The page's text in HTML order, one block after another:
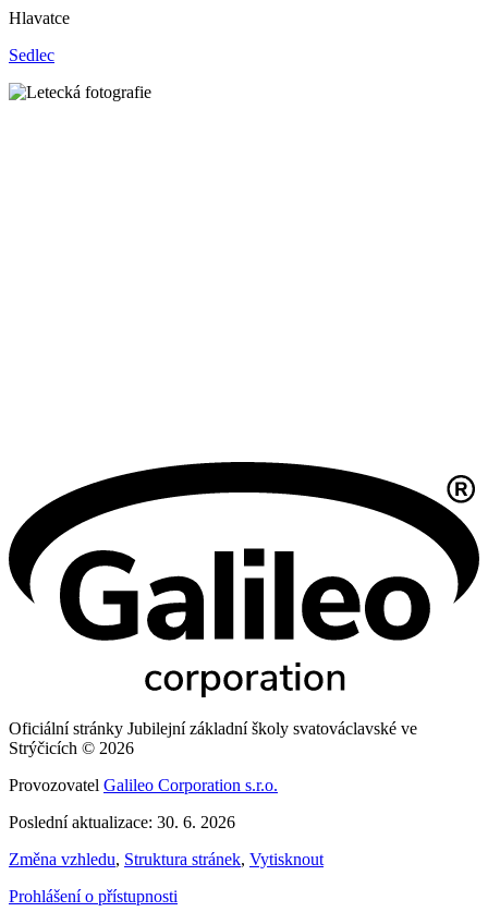
Hlavatce
Sedlec
Oficiální stránky Jubilejní základní školy svatováclavské ve
Strýčicích © 2026
Provozovatel Galileo Corporation s.r.o.
Poslední aktualizace: 30. 6. 2026
Změna vzhledu, Struktura stránek, Vytisknout
Prohlášení o přístupnosti